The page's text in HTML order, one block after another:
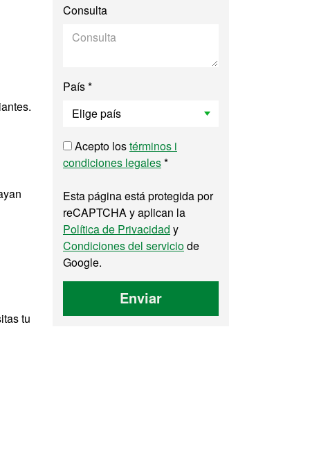
tu
Consulta
País *
Acepto lostérminos i
condiciones legales*
Esta página está protegida por
reCAPTCHA y aplican la
Política de Privacidad y
Condiciones del serviciode
Google.
Enviar